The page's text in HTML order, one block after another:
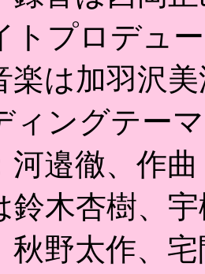
トプロデュ
楽は加羽沢
ィングテー
河邉徹、作
鈴木杏樹、
秋野太作、